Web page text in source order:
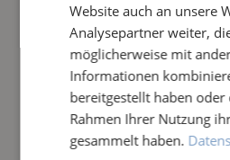
Produkt Anzahl: Gib
IN DEN
Frage zum Artikel
Website auch an unsere
Analysepartner weiter,
möglicherweise mit
Informationen
bereitgestellt haben oder
Rahmen Ihrer Nutzung
gesammelt haben.